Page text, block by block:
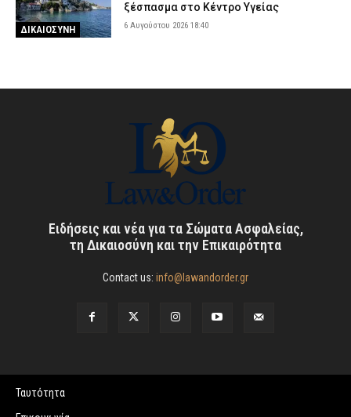
ΔΙΚΑΙΟΣΥΝΗ
ξέσπασμα στο Κέντρο Υγείας
6 Αυγούστου 2026 18:40
Ειδήσεις και νέα για τα Σώματα Ασφαλείας,
τη Δικαιοσύνη και την Επικαιρότητα
Contact us: info@lawandorder.gr
Ταυτότητα